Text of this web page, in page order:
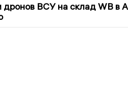
дронов ВСУ на склад WB в